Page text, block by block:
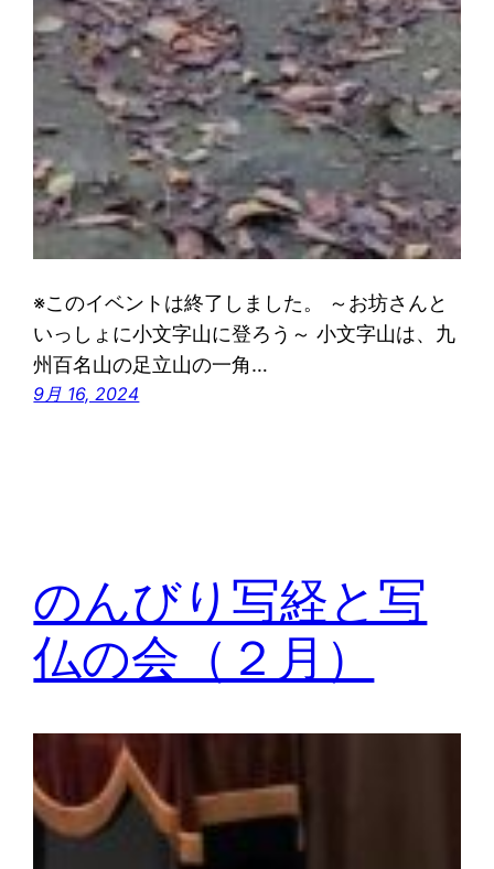
※このイベントは終了しました。 ～お坊さんと
いっしょに小文字山に登ろう～ 小文字山は、九
州百名山の足立山の一角…
9月 16, 2024
のんびり写経と写
仏の会（２月）